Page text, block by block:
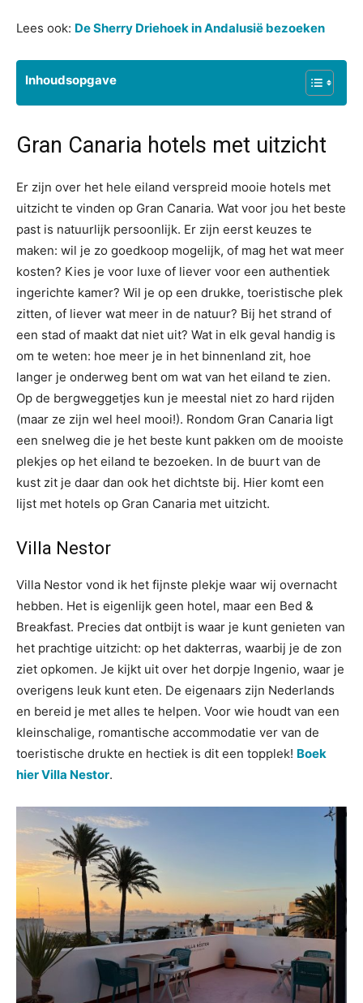
Lees ook: De Sherry Driehoek in Andalusië bezoeken
Inhoudsopgave
Gran Canaria hotels met uitzicht
Er zijn over het hele eiland verspreid mooie hotels met
uitzicht te vinden op Gran Canaria. Wat voor jou het beste
past is natuurlijk persoonlijk. Er zijn eerst keuzes te
maken: wil je zo goedkoop mogelijk, of mag het wat meer
kosten? Kies je voor luxe of liever voor een authentiek
ingerichte kamer? Wil je op een drukke, toeristische plek
zitten, of liever wat meer in de natuur? Bij het strand of
een stad of maakt dat niet uit? Wat in elk geval handig is
om te weten: hoe meer je in het binnenland zit, hoe
langer je onderweg bent om wat van het eiland te zien.
Op de bergweggetjes kun je meestal niet zo hard rijden
(maar ze zijn wel heel mooi!). Rondom Gran Canaria ligt
een snelweg die je het beste kunt pakken om de mooiste
plekjes op het eiland te bezoeken. In de buurt van de
kust zit je daar dan ook het dichtste bij. Hier komt een
lijst met hotels op Gran Canaria met uitzicht.
Villa Nestor
Villa Nestor vond ik het fijnste plekje waar wij overnacht
hebben. Het is eigenlijk geen hotel, maar een Bed &
Breakfast. Precies dat ontbijt is waar je kunt genieten van
het prachtige uitzicht: op het dakterras, waarbij je de zon
ziet opkomen. Je kijkt uit over het dorpje Ingenio, waar je
overigens leuk kunt eten. De eigenaars zijn Nederlands
en bereid je met alles te helpen. Voor wie houdt van een
kleinschalige, romantische accommodatie ver van de
toeristische drukte en hectiek is dit een topplek! Boek
hier Villa Nestor.